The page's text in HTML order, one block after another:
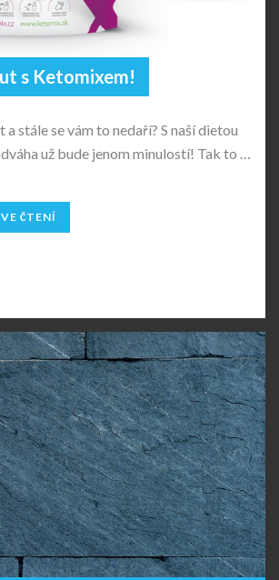
s Ketomixem!
stále se vám to nedaří? S naší dietou
už bude jenom minulostí! Tak to …
ČTENÍ